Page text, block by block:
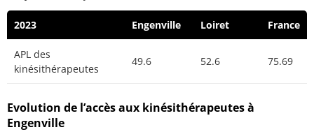
2023 Engenville Loiret France
APL des
kinésithérapeutes
49.6 52.6 75.69
Evolution de l’accès aux kinésithérapeutes à
Engenville